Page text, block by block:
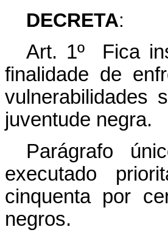
DECRETA:
Art. 1º Fica
finalidade de
vulnerabilidades
juventude negra.
Parágrafo
executado
cinquenta por
negros.